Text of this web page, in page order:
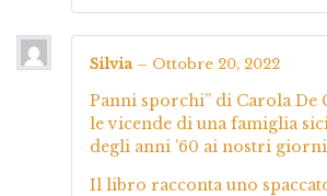
Silvia – Ottobre 20, 2022
Panni sporchi” di Carola De
le vicende di una famiglia
degli anni ’60 ai nostri
Il libro racconta uno